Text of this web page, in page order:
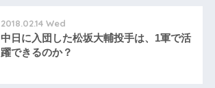
2018.02.14 Wed
中日に入団した松坂大輔投手は、1軍で活
躍できるのか？